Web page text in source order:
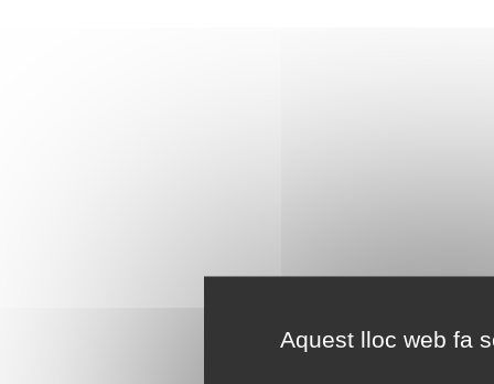
Aquest lloc web fa